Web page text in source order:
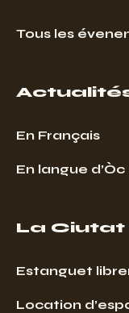
Tous les
En Français
En langue d’Òc
La Ciutat
Estanguet
Location